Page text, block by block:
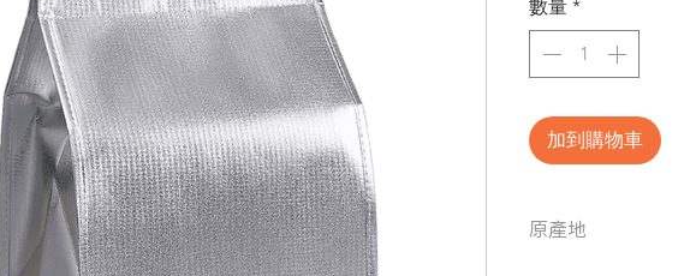
數量 *
加到購物車
原產地